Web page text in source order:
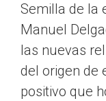
Semilla de la
Manuel
las nuevas
del origen de
positivo que